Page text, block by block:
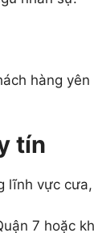
hàng
tín
lĩnh vực
7 hoặc